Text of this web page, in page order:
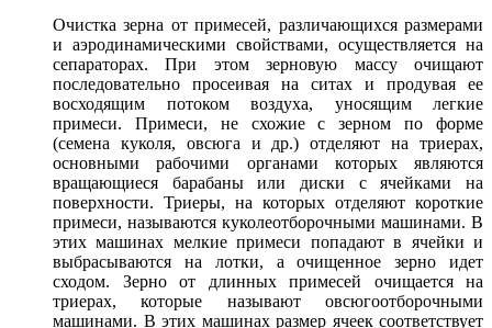
Очистка зерна от примесей, различающихся размерами
и аэродинамическими свойствами, осуществляется на
сепараторах. При этом зерновую массу очищают
последовательно просеивая на ситах и продувая ее
восходящим потоком воздуха, уносящим легкие
примеси. Примеси, не схожие с зерном по форме
(семена куколя, овсюга и др.) отделяют на триерах,
основными рабочими органами которых являются
вращающиеся барабаны или диски с ячейками на
поверхности. Триеры, на которых отделяют короткие
примеси, называются куколеотборочными машинами. В
этих машинах мелкие примеси попадают в ячейки и
выбрасываются на лотки, а очищенное зерно идет
сходом. Зерно от длинных примесей очищается на
триерах, которые называют овсюгоотборочными
машинами. В этих машинах размер ячеек соответствует